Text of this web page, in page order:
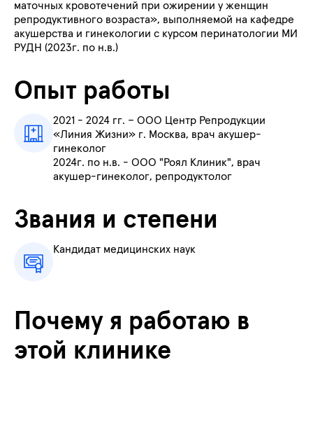
маточных кровотечений при ожирении у женщин
репродуктивного возраста», выполняемой на кафедре
акушерства и гинекологии с курсом перинатологии МИ
РУДН (2023г. по н.в.)
Опыт работы
2021 - 2024 гг. – ООО Центр Репродукции
«Линия Жизни» г. Москва, врач акушер-
гинеколог
2024г. по н.в. - ООО "Роял Клиник", врач
акушер-гинеколог, репродуктолог
Звания и степени
Кандидат медицинских наук
Почему я работаю в
этой клинике